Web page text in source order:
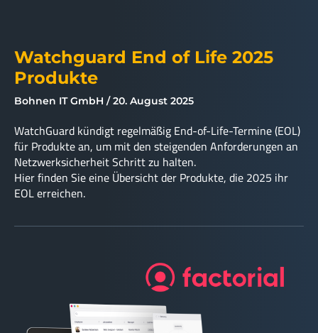
Watchguard End of Life 2025
Produkte
Bohnen IT GmbH 20. August 2025
WatchGuard kündigt regelmäßig End-of-Life-Termine (EOL)
für Produkte an, um mit den steigenden Anforderungen an
Netzwerksicherheit Schritt zu halten.
Hier finden Sie eine Übersicht der Produkte, die 2025 ihr
EOL erreichen.